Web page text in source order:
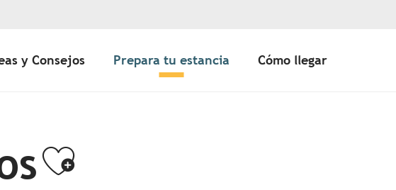
y Consejos Prepara tu estancia Cómo llegar
Ajouter aux favoris